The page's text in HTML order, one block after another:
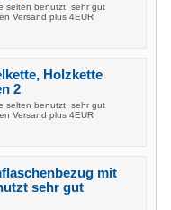
selten benutzt, sehr gut
Versand plus 4EUR
Holzkette
2
selten benutzt, sehr gut
Versand plus 4EUR
mit
sehr gut